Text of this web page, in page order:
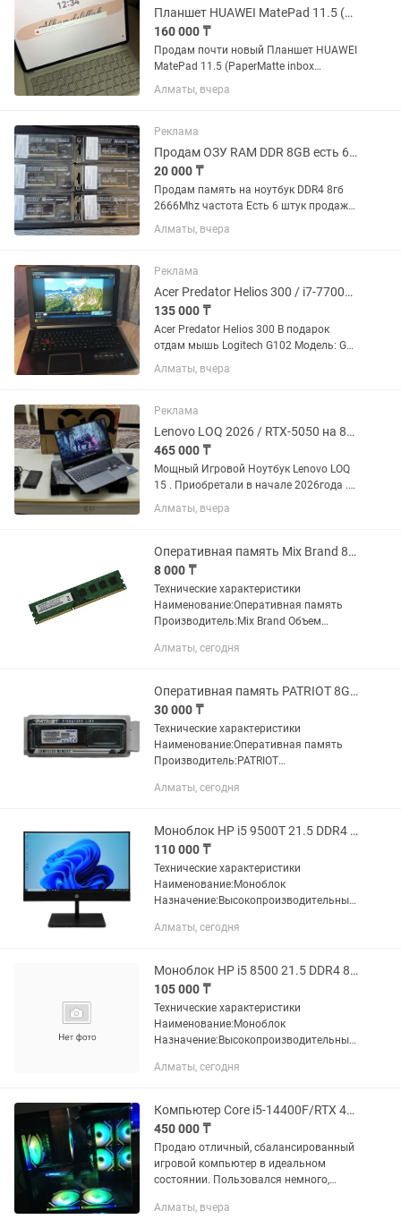
Планшет HUAWEI MatePad 11.5 (PaperMatte inbox keyboard) 8GB/256GB Violet Ta
160 000 ₸
Продам почти новый Планшет HUAWEI
MatePad 11.5 (PaperMatte inbox
keyboard) 8GB/256GB Violet Taoxingzhi-
W09FK, в идеальном состояний,
есть
Алматы, вчера
Реклама
Продам ОЗУ RAM DDR 8GB есть 6штук НОВЫЕ
20 000 ₸
Продам память на ноутбук DDR4 8гб
2666Mhz частота Есть 6 штук продажа
только лотом за 120000тыс Память
новая Микрорайон Аккент
Алматы, вчера
Реклама
Acer Predator Helios 300 / i7-7700HQ / GTX 1050 Ti 4GB / DDR4 8GB
135 000 ₸
Acer Predator Helios 300 В подарок
отдам мышь Logitech G102 Модель: G3-
572-705B Характеристики: —
процессор: Intel Core i7-7700HQ —
Ti 4GB — оперативная память:...
Алматы, вчера
Реклама
Lenovo LOQ 2026 / RTX-5050 на 8GB/ Игровой ТОп
465 000 ₸
Мощный Игровой Ноутбук Lenovo LOQ
15 . Приобретали в начале 2026года .
Пользовались крайне редко , очень
бережно и аккуратно. Состояние
комплектующие Все пакетики...
Алматы, вчера
Оперативная память Mix Brand 8Gb DDR3 1333 MHz
8 000 ₸
Технические характеристики
Наименование:Оперативная память
Производитель:Mix Brand Объем
MHz Формфактор:DIMM Объём чипа и
неделя Код...
Алматы, сегодня
Оперативная память PATRIOT 8Gb DDR5 4800 MHz
30 000 ₸
Технические характеристики
Наименование:Оперативная память
Производитель:PATRIOT
Объем памяти:8Gb Тип:DDR5
Формфактор:SODIMM Объём чипа и...
Алматы, сегодня
Моноблок HP i5 9500T 21.5 DDR4 8Gb UHD Graphics 630 SSD256Gb
110 000 ₸
Технические характеристики
Наименование:Моноблок
Назначение:Высокопроизводительный,
моноблок для крупных корпоративных
стильный дизайн с...
Алматы, сегодня
Моноблок HP i5 8500 21.5 DDR4 8Gb UHD Graphics 630 SSD256Gb
105 000 ₸
Технические характеристики
Наименование:Моноблок
Назначение:Высокопроизводительный,
моноблок для крупных корпоративных
стильный дизайн с...
Алматы, сегодня
Компьютер Core i5-14400F/RTX 4060 Ti 8GB/RAM 32GB/ SSD M.2 1TB
450 000 ₸
Продаю отличный, сбалансированный
игровой компьютер в идеальном
состоянии. Пользовался немного,
проверки и тесты приветствуются у
Алматы, вчера